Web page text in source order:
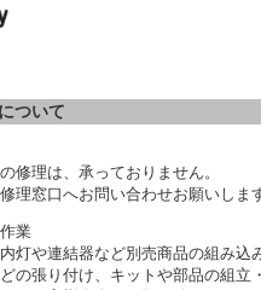
ついて
修理は、承っておりません。
理窓口へお問い合わせお願いしま
業
灯や連結器など別売商品の組み込
の張り付け、キットや部品の組立